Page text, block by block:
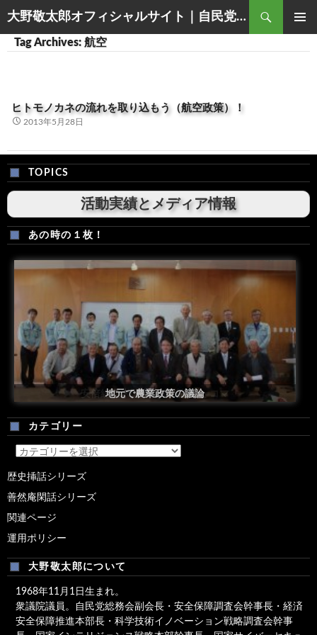
大野敬太郎オフィシャルサイト｜自民党香川３区衆議院議員
Search
MENU
TO
Tag Archives: 航空
ヒトモノカネの流れを取り込もう（航空政策）！
2013年5月28日
TOPICS
活動実績とメディア情報
あの時の１枚！
安倍総理米国議会演説後の一コマ
地元で農業政策の議論
カテゴリー
カ
テ
リ
ー
歴史挿話シリーズ
善然庵閑話シリーズ
関連ページ
運用ポリシー
大野敬太郎について
1968年11月1日生まれ。
衆議院議員。自民党総務会副会長・安全保障調査会幹事長・経済
安全保障推進本部長・科学技術イノベーション戦略調査会幹事